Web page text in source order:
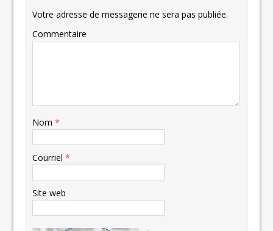
Votre adresse de messagerie ne sera pas publiée.
Commentaire
Nom*
Courriel*
Site web